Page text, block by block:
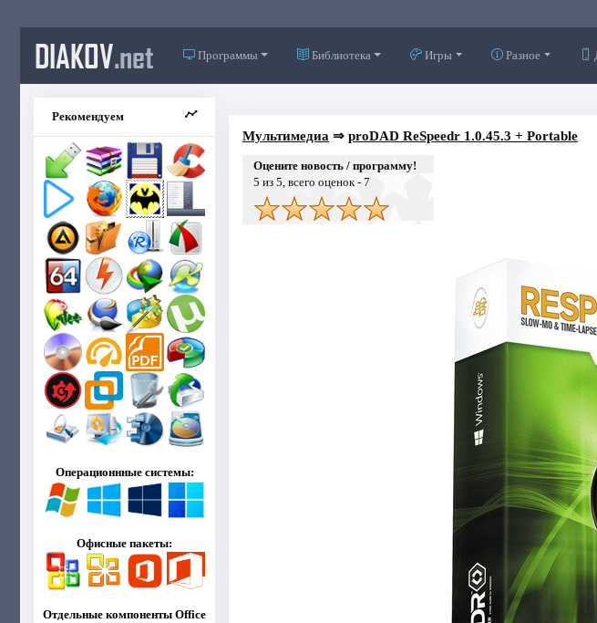
DIAKOV.net Программы Библиотека Игры Разное
Рекомендуем
Операционнные системы:
Офисные пакеты:
Отдельные компоненты Office
Мультимедиа ⇒ proDAD ReSpeedr 1.0.45.3 + Portable
Оцените новость / программу!
5 из 5, всего оценок - 7